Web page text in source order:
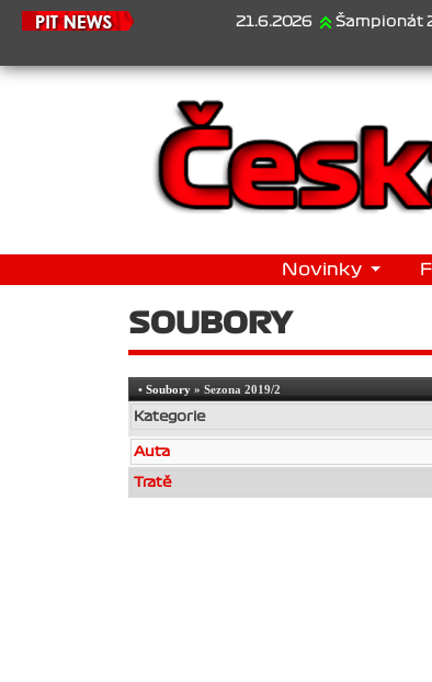
21.6.2026 Šampionát 2026/
Novinky
SOUBORY
• Soubory » Sezona 2019/2
Kategorie
Auta
Tratě